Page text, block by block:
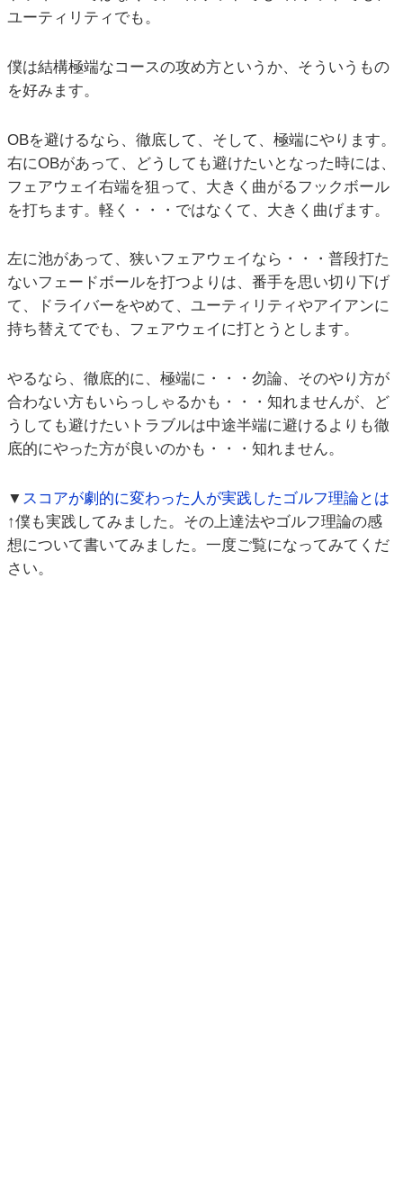
ユーティリティでも。
僕は結構極端なコースの攻め方というか、そういうもの
を好みます。
OBを避けるなら、徹底して、そして、極端にやります。
右にOBがあって、どうしても避けたいとなった時には、
フェアウェイ右端を狙って、大きく曲がるフックボール
を打ちます。軽く・・・ではなくて、大きく曲げます。
左に池があって、狭いフェアウェイなら・・・普段打た
ないフェードボールを打つよりは、番手を思い切り下げ
て、ドライバーをやめて、ユーティリティやアイアンに
持ち替えてでも、フェアウェイに打とうとします。
やるなら、徹底的に、極端に・・・勿論、そのやり方が
合わない方もいらっしゃるかも・・・知れませんが、ど
うしても避けたいトラブルは中途半端に避けるよりも徹
底的にやった方が良いのかも・・・知れません。
▼ スコアが劇的に変わった人が実践したゴルフ理論とは
↑僕も実践してみました。その上達法やゴルフ理論の感
想について書いてみました。一度ご覧になってみてくだ
さい。